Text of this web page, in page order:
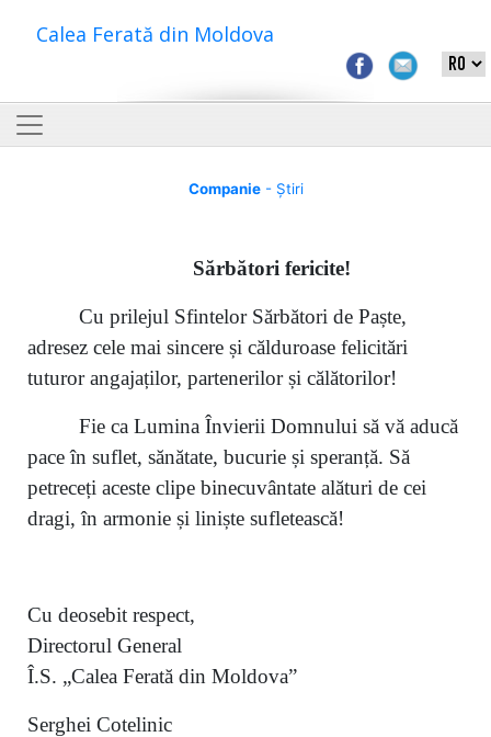
Calea Ferată din Moldova
Companie- Știri
Sărbători fericite!
Cu prilejul Sfintelor Sărbători de Paște,
adresez cele mai sincere și călduroase felicitări
tuturor angajaților, partenerilor și călătorilor!
Fie ca Lumina Învierii Domnului să vă aducă
pace în suflet, sănătate, bucurie și speranță. Să
petreceți aceste clipe binecuvântate alături de cei
dragi, în armonie și liniște sufletească!
Cu deosebit respect,
Directorul General
Î.S. „Calea Ferată din Moldova”
Serghei Cotelinic